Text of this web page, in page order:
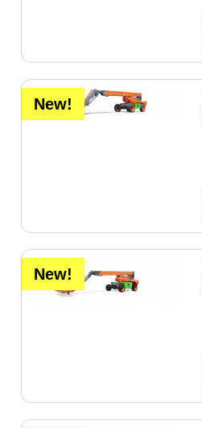
New!
New!